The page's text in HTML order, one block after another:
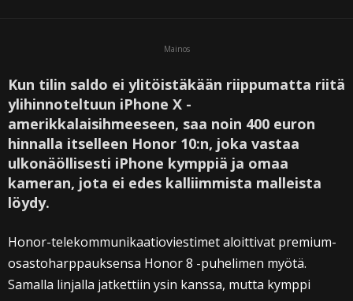
Mainos
Kun tilin saldo ei ylitöistäkään riippumatta riitä
ylihinnoteltuun iPhone X -
amerikkalaisihmeeseen, saa noin 400 euron
hinnalla itselleen Honor 10:n, joka vastaa
ulkonäöllisesti iPhone kymppiä ja omaa
kameran, jota ei edes kalliimmista malleista
löydy.
Honor-telekommunikaatioviestimet aloittivat premium-
osastoharppauksensa Honor 8 -puhelimen myötä.
Samalla linjalla jatkettiin ysin kanssa, mutta kymppi